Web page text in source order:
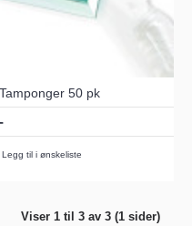
50 pk
Legg til i ønskeliste
Viser 1 til 3 av 3 (1 sider)